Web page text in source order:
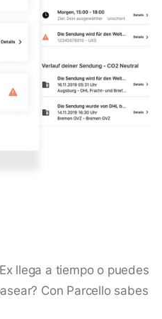
llega a tiempo o puedes
Con Parcello sabes